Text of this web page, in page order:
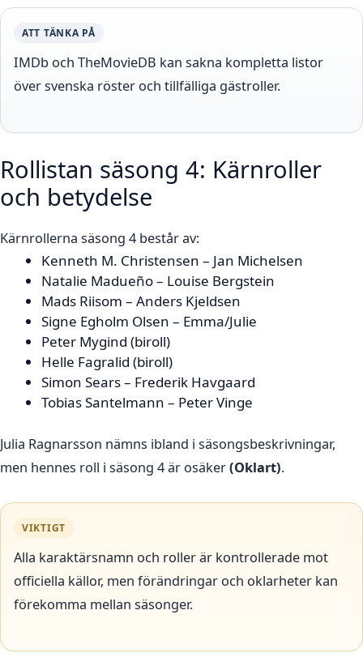
ATT TÄNKA PÅ
IMDb och TheMovieDB kan sakna kompletta listor
över svenska röster och tillfälliga gästroller.
Rollistan säsong 4: Kärnroller
och betydelse
Kärnrollerna säsong 4 består av:
Kenneth M. Christensen – Jan Michelsen
Natalie Madueño – Louise Bergstein
Mads Riisom – Anders Kjeldsen
Signe Egholm Olsen – Emma/Julie
Peter Mygind (biroll)
Helle Fagralid (biroll)
Simon Sears – Frederik Havgaard
Tobias Santelmann – Peter Vinge
Julia Ragnarsson nämns ibland i säsongsbeskrivningar,
men hennes roll i säsong 4 är osäker(Oklart).
VIKTIGT
Alla karaktärsnamn och roller är kontrollerade mot
officiella källor, men förändringar och oklarheter kan
förekomma mellan säsonger.